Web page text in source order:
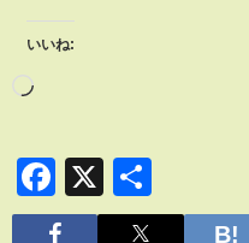
いいね:
Facebook
X
有